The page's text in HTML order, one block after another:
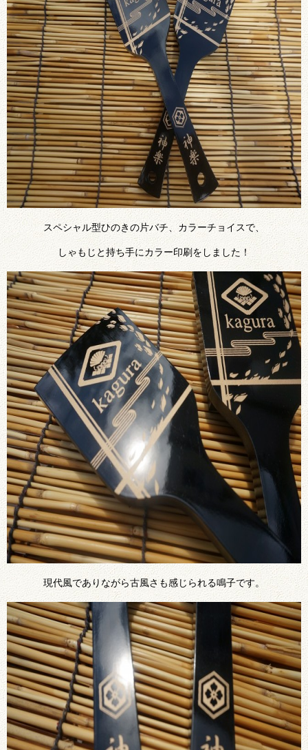
スペシャル型ひのきの片バチ、カラーチョイスで、
しゃもじと持ち手にカラー印刷をしました！
現代風でありながら古風さも感じられる鳴子です。